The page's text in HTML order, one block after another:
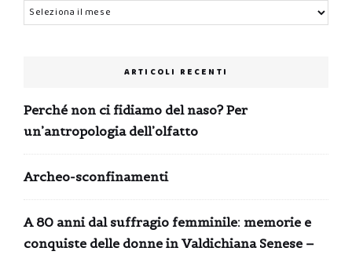
Archivi
ARTICOLI RECENTI
Perché non ci fidiamo del naso? Per
un’antropologia dell’olfatto
Archeo-sconfinamenti
A 80 anni dal suffragio femminile: memorie e
conquiste delle donne in Valdichiana Senese –